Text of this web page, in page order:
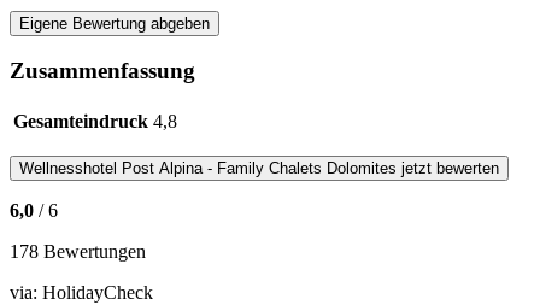
Eigene Bewertung abgeben
Zusammenfassung
Gesamteindruck 4,8
Wellnesshotel Post Alpina - Family Chalets Dolomites jetzt bewerten
6,0 / 6
178 Bewertungen
via: HolidayCheck